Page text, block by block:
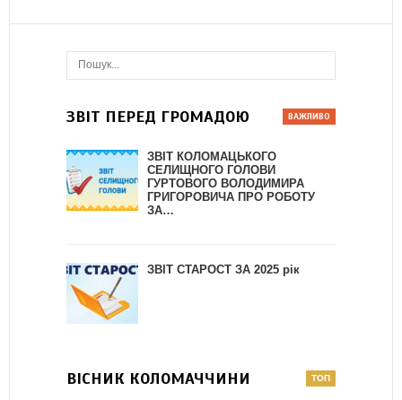
ЗВІТ ПЕРЕД ГРОМАДОЮ
ЗВІТ КОЛОМАЦЬКОГО
СЕЛИЩНОГО ГОЛОВИ
ГУРТОВОГО ВОЛОДИМИРА
ГРИГОРОВИЧА ПРО РОБОТУ
ЗА…
ЗВІТ СТАРОСТ ЗА 2025 рік
ВІСНИК КОЛОМАЧЧИНИ